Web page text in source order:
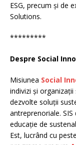
ESG, precum și de
Solutions.
*********
Despre Social
Misiunea Social
indivizi și
dezvolte soluții
antreprenoriale.
educație de
Est, lucrând cu